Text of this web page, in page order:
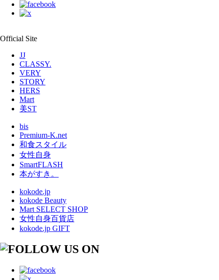
Official Site
JJ
CLASSY.
VERY
STORY
HERS
Mart
美ST
bis
Premium-K.net
和食スタイル
女性自身
SmartFLASH
本がすき。
kokode.jp
kokode Beauty
Mart SELECT SHOP
女性自身百貨店
kokode.jp GIFT